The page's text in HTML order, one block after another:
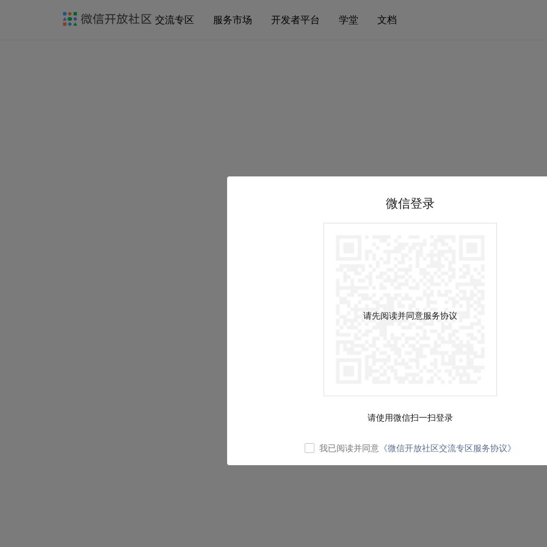
交流专区 服务市场 开发者平台 学堂 文档
微信登录
请先阅读并同意服务协议
请使用微信扫一扫登录
我已阅读并同意 《微信开放社区交流专区服务协议》